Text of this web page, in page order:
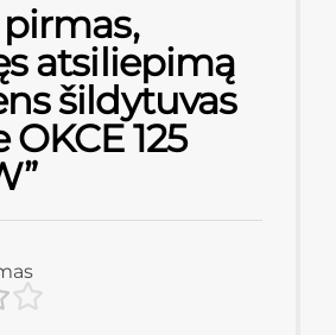
atsiliepimą
šildytuvas
OKCE 125